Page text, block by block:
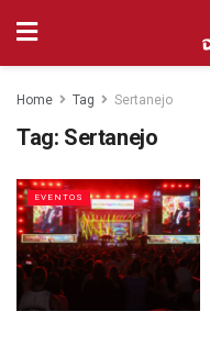
Home Tag Sertanejo
Tag: Sertanejo
EVENTOS